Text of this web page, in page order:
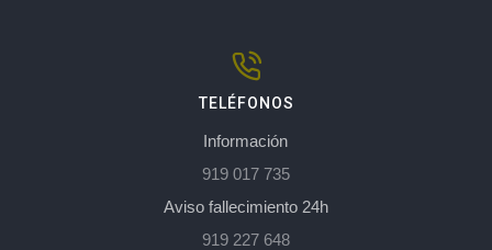
TELÉFONOS
Información
919 017 735
Aviso fallecimiento 24h
919 227 648